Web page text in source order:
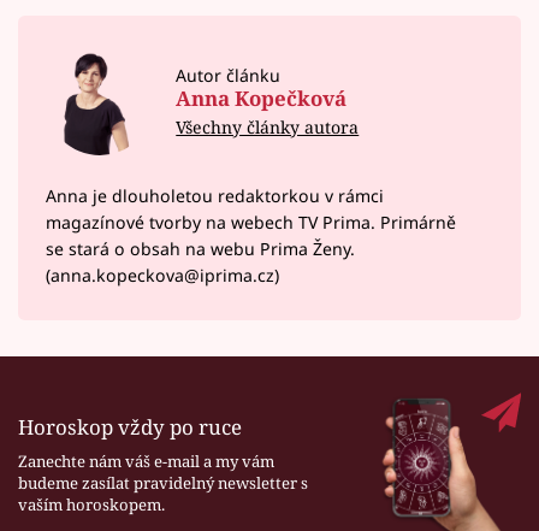
Autor článku
Anna Kopečková
Všechny články autora
Anna je dlouholetou redaktorkou v rámci
magazínové tvorby na webech TV Prima. Primárně
se stará o obsah na webu Prima Ženy.
(anna.kopeckova@iprima.cz)
Horoskop vždy po ruce
Zanechte nám váš e-mail a my vám
budeme zasílat pravidelný newsletter s
vaším horoskopem.